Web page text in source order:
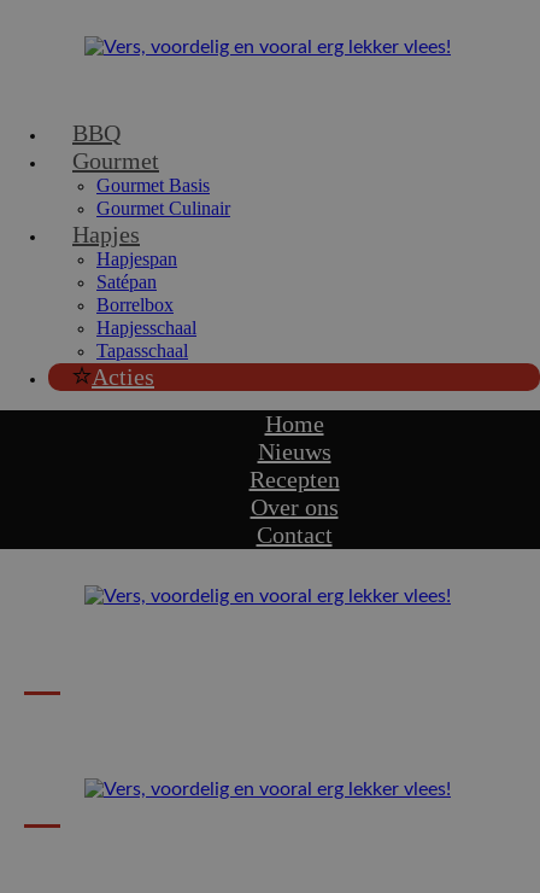
BBQ
Gourmet
Gourmet Basis
Gourmet Culinair
Hapjes
Hapjespan
Satépan
Borrelbox
Hapjesschaal
Tapasschaal
Acties
Home
Nieuws
Recepten
Over ons
Contact